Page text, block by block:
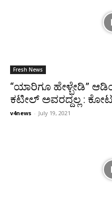
Fresh News
“ಯಾರಿಗೂ ಹೇಳ್ಬೇಡಿ”
ಕಟೀಲ್ ಅವರದ್ದಲ್ಲ :
v4news - July 19, 2021